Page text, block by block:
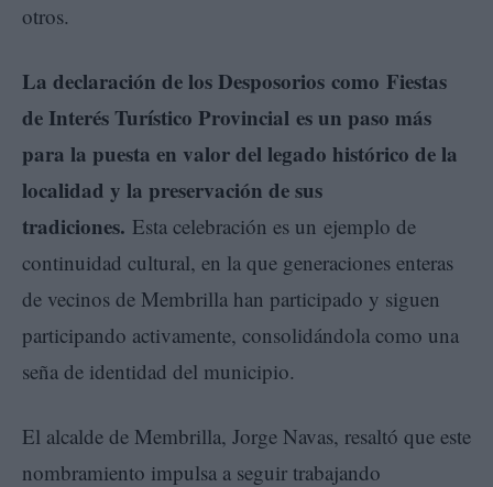
otros.
La declaración de los Desposorios como Fiestas
de Interés Turístico Provincial es un paso más
para la puesta en valor del legado histórico de la
localidad y la preservación de sus
tradiciones. Esta celebración es un ejemplo de
continuidad cultural, en la que generaciones enteras
de vecinos de Membrilla han participado y siguen
participando activamente, consolidándola como una
seña de identidad del municipio.
El alcalde de Membrilla, Jorge Navas, resaltó que este
nombramiento impulsa a seguir trabajando